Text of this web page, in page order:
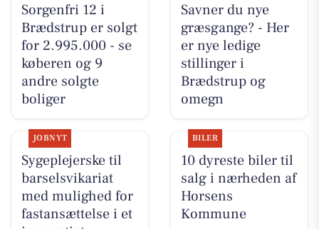
Sorgenfri 12 i
Brædstrup er solgt
for 2.995.000 - se
køberen og 9
andre solgte
boliger
Savner du nye
græsgange? - Her
er nye ledige
stillinger i
Brædstrup og
omegn
JOBNYT
Sygeplejerske til
barselsvikariat
med mulighed for
fastansættelse i et
BILER
10 dyreste biler til
salg i nærheden af
Horsens
Kommune